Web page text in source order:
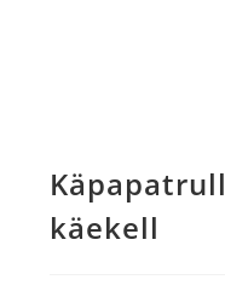
käekell